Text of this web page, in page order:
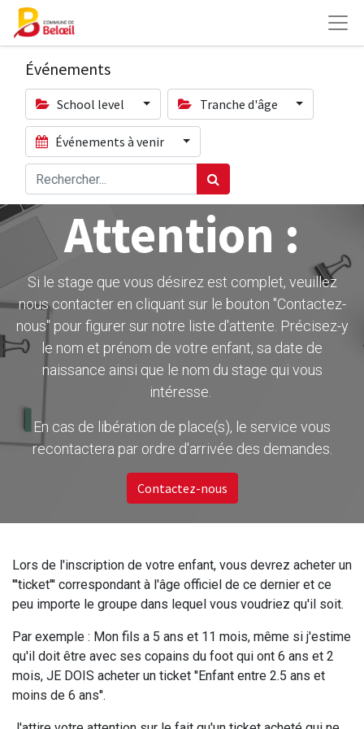
Événements
School level Tranche d'âge
Événements à venir
Attention :
Si le stage que vous désirez est complet, veuillez
nous contacter en cliquant sur le bouton ''Contactez-
nous" pour figurer sur notre liste d'attente. Précisez-y
le nom et prénom de votre enfant, sa date de
naissance ainsi que le nom du stage qui vous
intéresse.
En cas de libération de place(s), le service vous
recontactera par ordre d'arrivée des demandes.
Contactez-nous
Lors de l'inscription de votre enfant, vous devrez acheter un
'''ticket''' correspondant à l'âge officiel de ce dernier et ce
peu importe le groupe dans lequel vous voudriez qu'il soit.
Par exemple : Mon fils a 5 ans et 11 mois, même si j'estime
qu'il doit être avec ses copains du foot qui ont 6 ans et 2
mois, JE DOIS acheter un ticket ''Enfant entre 2.5 ans et
moins de 6 ans''.